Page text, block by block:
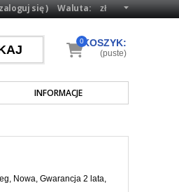
Waluta:
się)
INFORMACJE
KOSZYK:
0
(puste)
Nowa, Gwarancja 2 lata,